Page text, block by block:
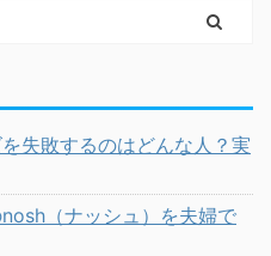
失敗するのはどんな人？実
（ナッシュ）を夫婦で